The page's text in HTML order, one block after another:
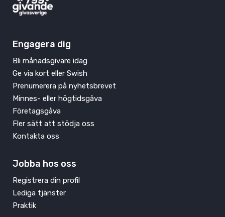
Engagera dig
Bli månadsgivare idag
Ge via kort eller Swish
Prenumerera på nyhetsbrevet
Minnes- eller högtidsgåva
Företagsgåva
Fler sätt att stödja oss
Kontakta oss
Jobba hos oss
Registrera din profil
Lediga tjänster
Praktik